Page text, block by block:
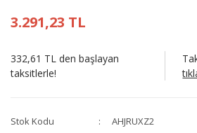
3.291,23 TL
332,61 TL den başlayan
taksitlerle!
Stok Kodu
AHJRUXZ2